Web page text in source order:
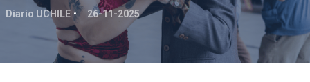
Diario UCHILE 26-11-2025